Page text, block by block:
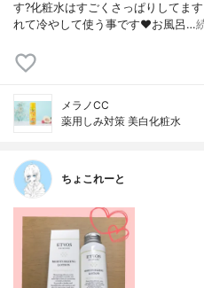
す?化粧水はすごくさっぱりしてま
れて冷やして使う事です❤️お風呂…
メラノCC
薬用しみ対策 美白化粧水
ちょこれーと